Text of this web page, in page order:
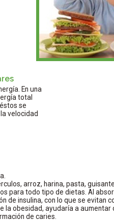
En una
total
se
velocidad
arroz, harina, pasta,
para todo tipo de dietas. Al
de insulina, con lo que se evitan
la obesidad, ayudaría a
de caries.